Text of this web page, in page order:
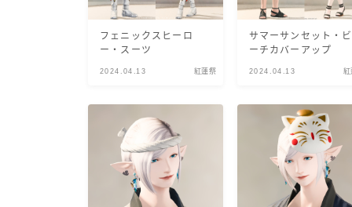
フェニックスヒーロ
ー・スーツ
2024.04.13 紅蓮祭
サマーサンセット・ビ
ーチカバーアップ
2024.04.13 紅